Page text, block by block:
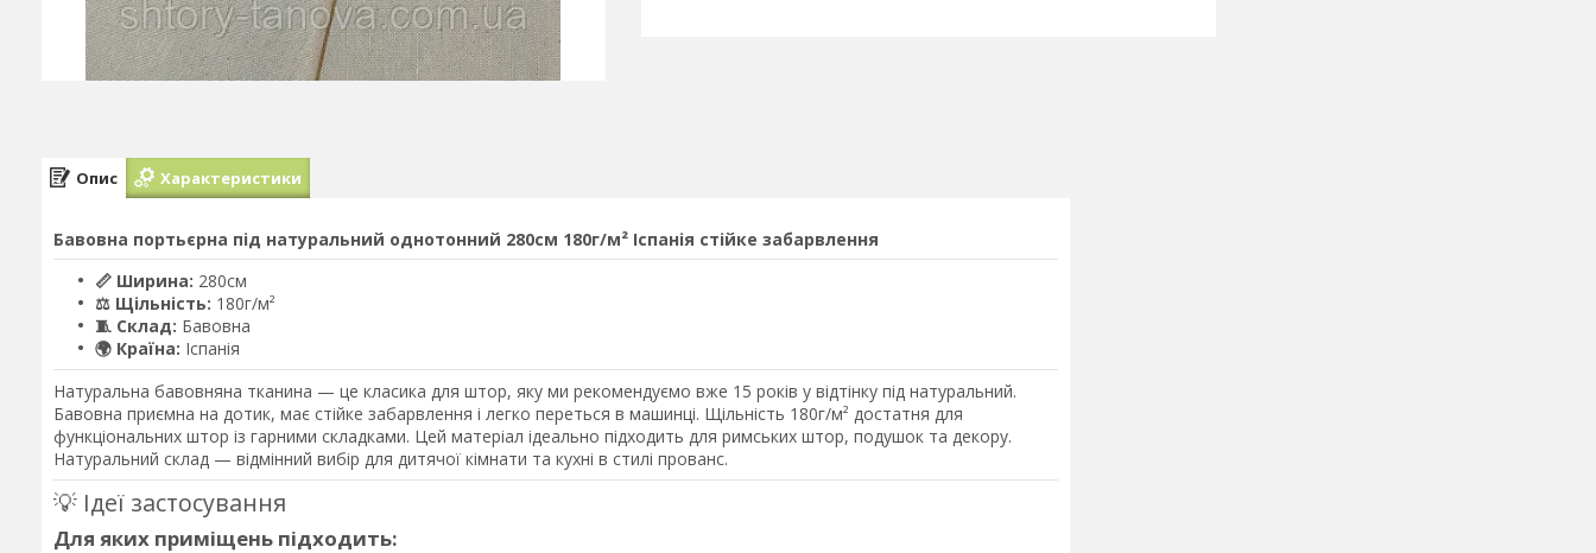
Опис Характеристики
Бавовна портьєрна під натуральний однотонний 280см 180г/м² Іспанія стійке забарвлення
📏 Ширина: 280см
⚖️ Щільність: 180г/м²
🧵 Склад: Бавовна
🌍 Країна: Іспанія
Натуральна бавовняна тканина — це класика для штор, яку ми рекомендуємо вже 15 років у відтінку під натуральний.
Бавовна приємна на дотик, має стійке забарвлення і легко переться в машинці. Щільність 180г/м² достатня для
функціональних штор із гарними складками. Цей матеріал ідеально підходить для римських штор, подушок та декору.
Натуральний склад — відмінний вибір для дитячої кімнати та кухні в стилі прованс.
💡 Ідеї застосування
Для яких приміщень підходить: